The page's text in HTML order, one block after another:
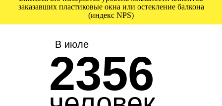
заказавших пластиковые окна или остекление балкона
(индекс NPS)
В июле
2356